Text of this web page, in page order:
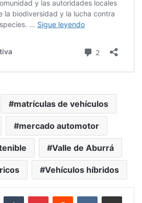
matrículas de vehículos
mercado automotor
Valle de Aburrá
Vehículos híbridos
Tumblr PinterestReddit VKontakteCompartir vía Mail